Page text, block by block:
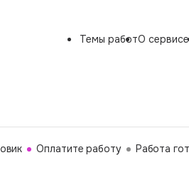
Темы работО сервисе
Оплатите работу Работа